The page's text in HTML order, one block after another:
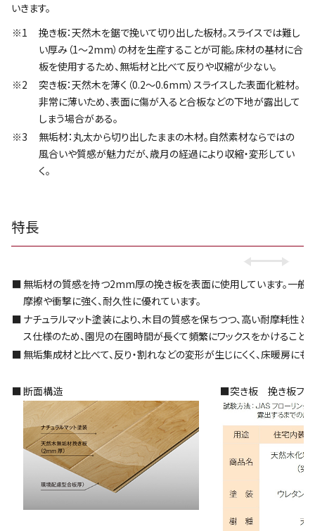
いきます。
※1 挽き板：天然木を鋸で挽いて切り出した板材。スライスでは難し
い厚み（1～2mm）の材を生産することが可能。床材の基材に合
板を使用するため、無垢材と比べて反りや収縮が少ない。
※2 突き板：天然木を薄く（0.2～0.6mm）スライスした表面化粧材。
非常に薄いため、表面に傷が入ると合板などの下地が露出して
しまう場合がある。
※3
無垢材：丸太から切り出したままの木材。自然素材ならではの
風合いや質感が魅力だが、歳月の経過により収縮・変形してい
く。
特長
■ 無垢材の質感を持つ2mm厚の挽き板を表面に使用しています。一
摩擦や衝撃に強く、耐久性に優れています。
■ ナチュラルマット塗装により、木目の質感を保ちつつ、高い耐摩耗性と
ス仕様のため、園児の在園時間が長くて頻繁にワックスをかけること
■ 無垢集成材と比べて、反り・割れなどの変形が生じにくく、床暖房にも
■断面構造 ■突き板 挽き板フロ